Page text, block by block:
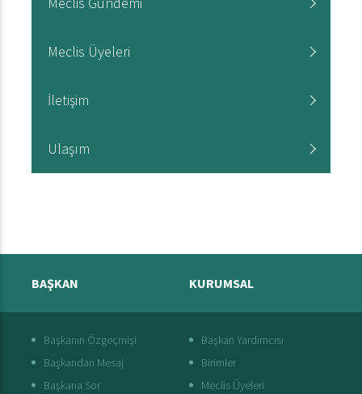
Meclis Üyeleri
İletişim
Ulaşım
BAŞKAN
Başkanın Özgeçmişi
Başkandan Mesaj
Başkana Sor
KURUMSAL
Başkan Yardımcısı
Birimler
Meclis Üyeleri